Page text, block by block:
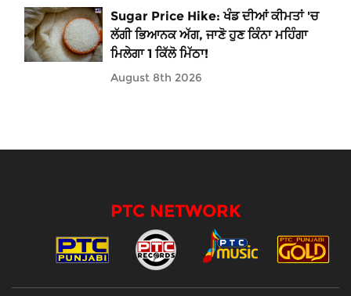
Sugar Price Hike: ਖੰਡ ਦੀਆਂ ਕੀਮਤਾਂ 'ਚ
ਲੱਗੀ ਭਿਆਨਕ ਅੱਗ, ਜਾਣੋ ਹੁਣ ਕਿੰਨਾ ਮਹਿੰਗਾ
ਮਿਲੇਗਾ 1 ਕਿੱਲੋ ਮਿੱਠਾ!
August 8th 2026
PTC NETWORK